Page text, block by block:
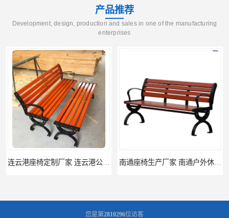
产品推荐
Development, design, production and sales in one of the manufacturing
enterprises
您是第2810296位访客